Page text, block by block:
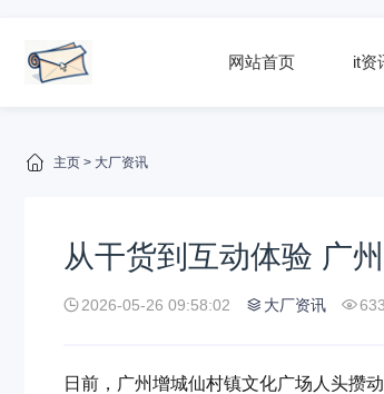
网站首页 it资
主页 > 大厂资讯
从干货到互动体验 广
2026-05-26 09:58:02 大厂资讯 633
日前，广州增城仙村镇文化广场人头攒